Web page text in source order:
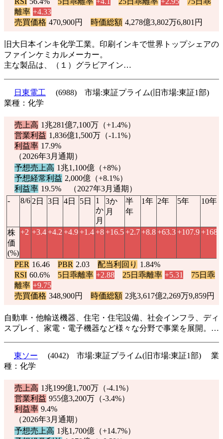
離率 +4.33
売買価格 470,900円 時価総額 4,278億3,802万6,801円
旧大日本インキ化学工業。印刷インキで世界トップシェアの
ファインケミカルメーカー。
主な製品は、（１）グラビアイン…
日東電工
(6988) 市場:東証プライム(旧市場:東証1部)
業種：化学
売上高 1兆281億7,100万（+1.4%）
営業利益 1,836億1,500万（-1.1%）
利益率 17.9%
（2026年3月通期）
予想売上高 1兆1,100億（+8%）
予想経常利益 2,000億（+8.1%）
利益率 19.5% （2027年3月通期）
-
8/6 2日 3日 4日 5日
1
か
月
3か
月
半
年
1年 2年 5年 10年
株
価
(%)
+2 +3.4+4.2 +4.9+1.4+8+16.5+2.7+8.8+63.3+107.9+168.8
PER 16.46 PBR 2.03 配当利回り 1.84%
RSI 60.6% 5日乖離率 +2.88 25日乖離率 +5.31
75日乖
離率 +9.75
売買価格 348,900円 時価総額 2兆3,617億2,269万9,859円
自動車・他輸送機器、住宅・住宅設備、社会インフラ、ディ
スプレイ、家電・電子機器など様々な分野で事業を展開。…
東ソー
(4042) 市場:東証プライム(旧市場:東証1部) 業
種：化学
売上高 1兆199億1,700万（-4.1%）
営業利益 955億3,200万（-3.4%）
利益率 9.4%
（2026年3月通期）
予想売上高 1兆1,700億（+14.7%）